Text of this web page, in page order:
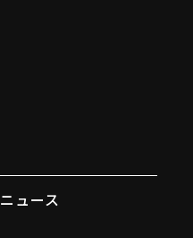
ニュース